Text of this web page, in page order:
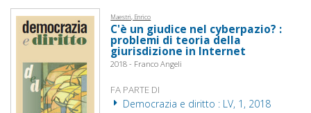
Maestri, Enrico
C'è un giudice nel cyberpazio? :
problemi di teoria della
giurisdizione in Internet
2018 - Franco Angeli
FA PARTE DI
Democrazia e diritto : LV, 1, 2018